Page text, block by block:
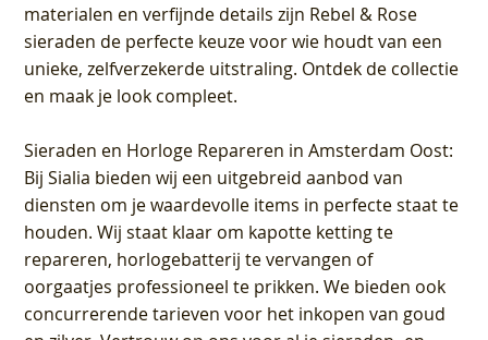
materialen en verfijnde details zijn Rebel & Rose
sieraden de perfecte keuze voor wie houdt van een
unieke, zelfverzekerde uitstraling. Ontdek de collectie
en maak je look compleet.
Sieraden en Horloge Repareren in Amsterdam Oost:
Bij Sialia bieden wij een uitgebreid aanbod van
diensten om je waardevolle items in perfecte staat te
houden. Wij staat klaar om kapotte ketting te
repareren, horlogebatterij te vervangen of
oorgaatjes professioneel te prikken. We bieden ook
concurrerende tarieven voor het inkopen van goud